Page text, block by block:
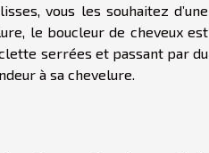
vous les souhaitez d’une
le boucleur de cheveux est
serrées et passant par du
à sa chevelure.